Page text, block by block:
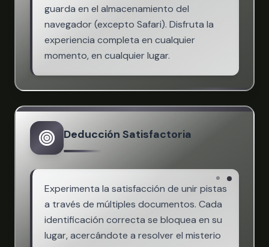
guarda en el almacenamiento del
navegador (excepto Safari). Disfruta la
experiencia completa en cualquier
momento, en cualquier lugar.
Deducción Satisfactoria
Experimenta la satisfacción de unir pistas
a través de múltiples documentos. Cada
identificación correcta se bloquea en su
lugar, acercándote a resolver el misterio